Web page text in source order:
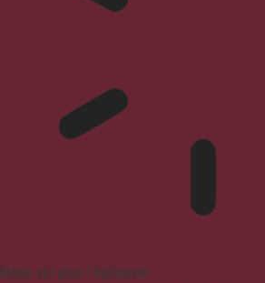
Mode sûr pour l'épilepsie